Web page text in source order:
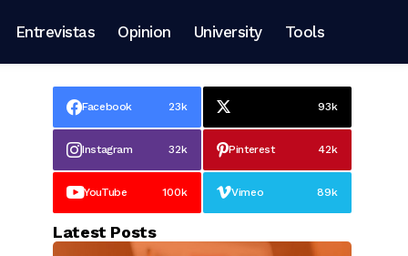
Entrevistas Opinion University Tools
Facebook 23k 93k
Instagram 32k Pinterest 42k
YouTube 100k Vimeo 89k
Latest Posts